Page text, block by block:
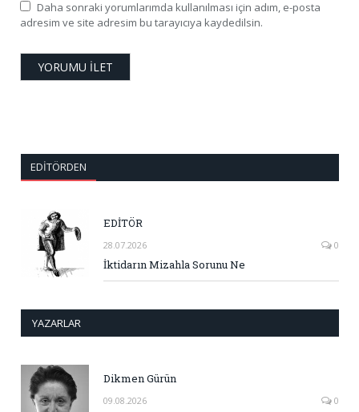
Daha sonraki yorumlarımda kullanılması için adım, e-posta
adresim ve site adresim bu tarayıcıya kaydedilsin.
EDITÖRDEN
EDİTÖR
28.07.2026 0
İktidarın Mizahla Sorunu Ne
YAZARLAR
Dikmen Gürün
09.08.2026 0